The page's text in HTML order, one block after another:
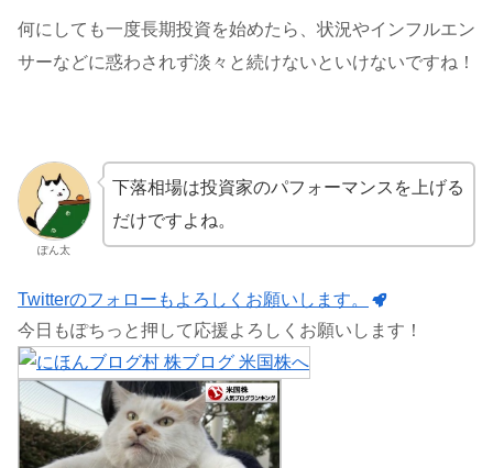
何にしても一度長期投資を始めたら、状況やインフルエン
サーなどに惑わされず淡々と続けないといけないですね！
ぽん太
下落相場は投資家のパフォーマンスを上げる
だけですよね。
Twitterのフォローもよろしくお願いします。
今日もぽちっと押して応援よろしくお願いします！